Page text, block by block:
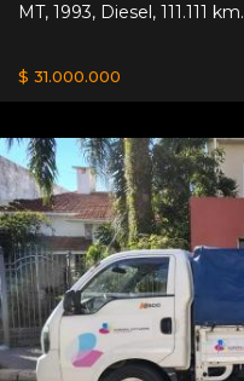
MT, 1993, Diesel, 111.111 km.
$ 31.000.000